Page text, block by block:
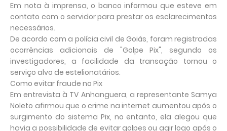
Em nota à imprensa, o banco informou que esteve em
contato com o servidor para prestar os esclarecimentos
necessários.
De acordo com a polícia civil de Goiás, foram registradas
ocorrências adicionais de "Golpe Pix", segundo os
investigadores, a facilidade da transação tornou o
serviço alvo de estelionatários.
Como evitar fraude no Pix
Em entrevista à TV Anhanguera, a representante Samya
Noleto afirmou que o crime na internet aumentou após o
surgimento do sistema Pix, no entanto, ela alegou que
havia a possibilidade de evitar golpes ou agir logo após o